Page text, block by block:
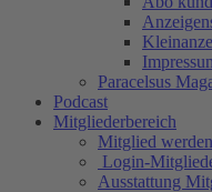
Paracelsus
Podcast
Mitgliederbereich
Mitglied werden
Login-
Ausstattung